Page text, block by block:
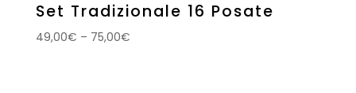
Set Tradizionale 16 Posate
49,00€ – 75,00€